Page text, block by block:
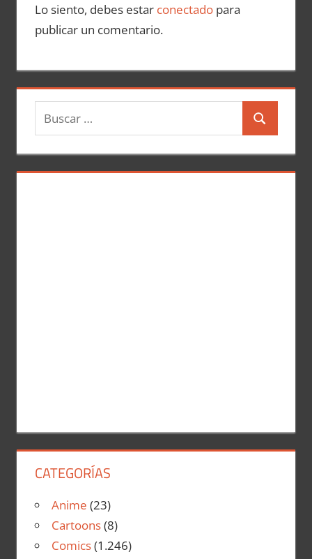
Lo siento, debes estar conectadopara
publicar un comentario.
u
s
c
B
s
CATEGORÍAS
Anime (23)
Cartoons(8)
Comics(1.246)